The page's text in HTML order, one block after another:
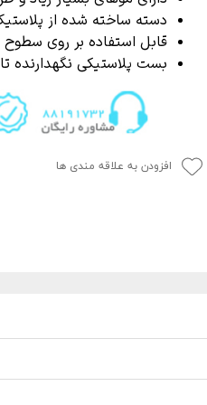
از بین برنده لکه آب
پاک کننده چسب، قیر و شیره درخت
دسته ساخته شده از
قابل استفاده بر روی
بست پلاستیکی نگهدارنده
افزودن به علاقه مندی ها